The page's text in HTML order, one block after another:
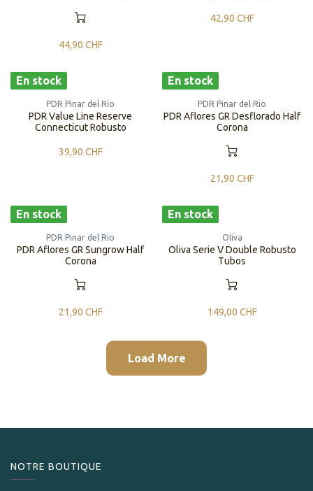
44,90 CHF
42,90 CHF
En stock
PDR Pinar del Rio
PDR Value Line Reserve
Connecticut Robusto
39,90 CHF
En stock
PDR Pinar del Rio
PDR Aflores GR Desflorado Half
Corona
21,90 CHF
En stock
PDR Pinar del Rio
PDR Aflores GR Sungrow Half
Corona
21,90 CHF
En stock
Oliva
Oliva Serie V Double Robusto
Tubos
149,00 CHF
Load More
NOTRE BOUTIQUE